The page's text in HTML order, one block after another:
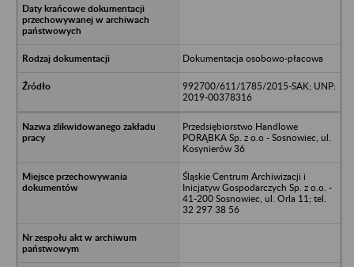
Dokumentacja osobowo-płacowa
992700/611/1785/2015-SAK; UNP:
2019-00378316
Przedsiębiorstwo Handlowe
PORĄBKA Sp. z o.o - Sosnowiec, ul.
Kosynierów 36
Śląskie Centrum Archiwizacji i
Inicjatyw Gospodarczych Sp. z o.o. -
41-200 Sosnowiec, ul. Orla 11; tel.
32 297 38 56